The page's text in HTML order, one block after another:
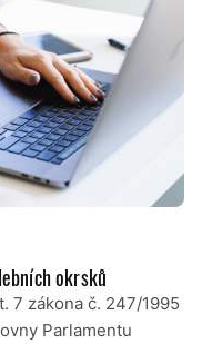
okrsků
7 zákona č. 247/1995
Parlamentu